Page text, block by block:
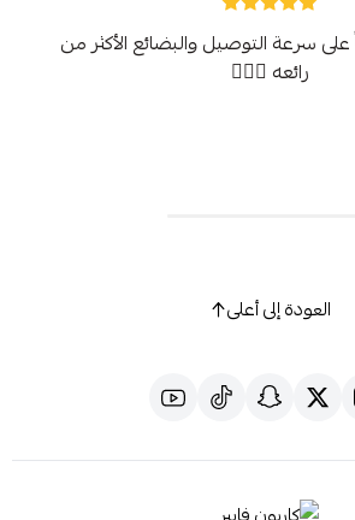
سرعة التوصيل والبضائع الأكثر من
رائعه 👍🏻🍯
العودة إلى أعلى